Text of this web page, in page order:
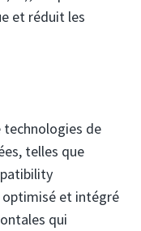
et réduit les
de
telles que
optimisé et intégré
qui